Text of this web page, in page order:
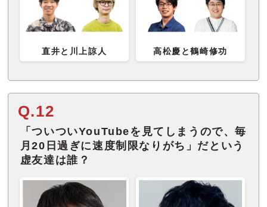
直井と川上諒人 高松慶と鶴崎修功
Q.12
「ついついYouTubeを見てしまうので、毎
月20日過ぎに速度制限なりがち」だという
虚友達は誰？